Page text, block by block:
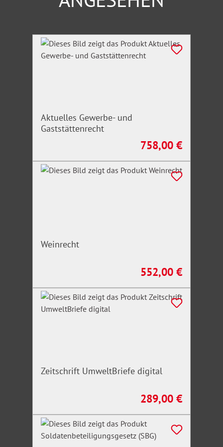
Produktgalerie überspringen
Aktuelles Gewerbe- und
Gaststättenrecht
Regulärer Preis:
758,00 €
Weinrecht
Regulärer Preis:
552,00 €
Zeitschrift UmweltBriefe digital
Regulärer Preis:
289,00 €